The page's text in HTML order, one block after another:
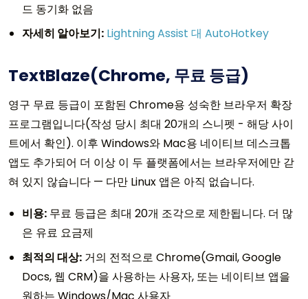
드 동기화 없음
자세히 알아보기: Lightning Assist 대 AutoHotkey
TextBlaze(Chrome, 무료 등급)
영구 무료 등급이 포함된 Chrome용 성숙한 브라우저 확장
프로그램입니다(작성 당시 최대 20개의 스니펫 - 해당 사이
트에서 확인). 이후 Windows와 Mac용 네이티브 데스크톱
앱도 추가되어 더 이상 이 두 플랫폼에서는 브라우저에만 갇
혀 있지 않습니다 — 다만 Linux 앱은 아직 없습니다.
비용: 무료 등급은 최대 20개 조각으로 제한됩니다. 더 많
은 유료 요금제
최적의 대상: 거의 전적으로 Chrome(Gmail, Google
Docs, 웹 CRM)을 사용하는 사용자, 또는 네이티브 앱을
원하는 Windows/Mac 사용자